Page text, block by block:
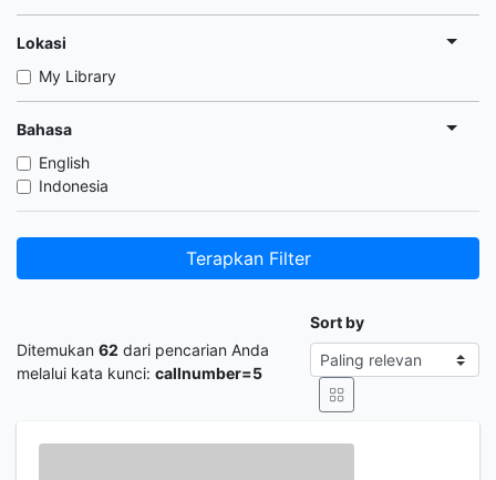
Lokasi
My Library
Bahasa
English
Indonesia
Terapkan Filter
Ditemukan 62 dari pencarian Anda
melalui kata kunci: callnumber=5
Sort by